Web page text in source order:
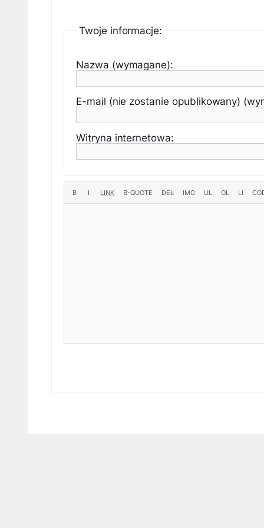
Twoje informacje:
Nazwa (wymagane):
E-mail (nie zostanie opublikowany)
Witryna internetowa: